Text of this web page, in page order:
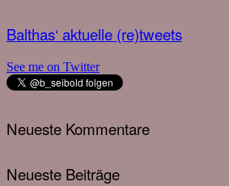
Balthas‘ aktuelle (re)tweets
See me on Twitter
Neueste Kommentare
Neueste Beiträge